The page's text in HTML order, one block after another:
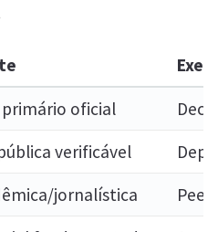
oficial
verificável
jornalística